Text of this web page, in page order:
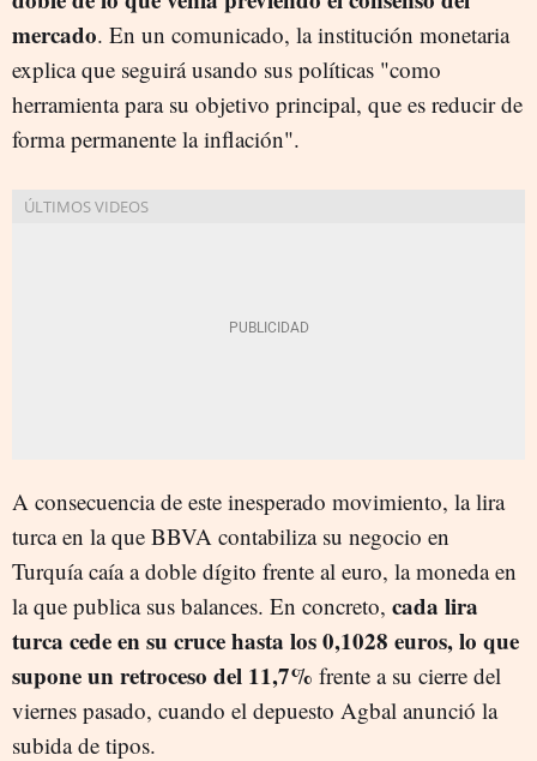
mercado. En un comunicado, la institución monetaria
explica que seguirá usando sus políticas "como
herramienta para su objetivo principal, que es reducir de
forma permanente la inflación".
A consecuencia de este inesperado movimiento, la lira
turca en la que BBVA contabiliza su negocio en
Turquía caía a doble dígito frente al euro, la moneda en
la que publica sus balances. En concreto, cada lira
turca cede en su cruce hasta los 0,1028 euros, lo que
supone un retroceso del 11,7% frente a su cierre del
viernes pasado, cuando el depuesto Agbal anunció la
subida de tipos.